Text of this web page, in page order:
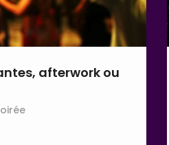
afterwork ou